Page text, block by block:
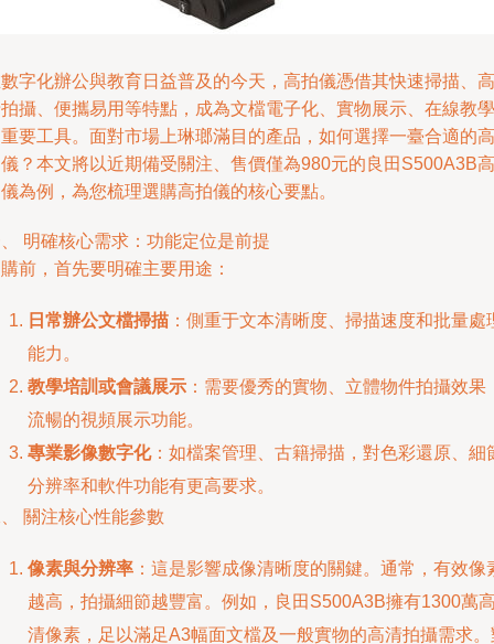
字化辦公與教育日益普及的今天，高拍儀憑借其快速掃描、高
攝、便攜易用等特點，成為文檔電子化、實物展示、在線教學
要工具。面對市場上琳瑯滿目的產品，如何選擇一臺合適的高
？本文將以近期備受關注、售價僅為980元的良田S500A3B高
為例，為您梳理選購高拍儀的核心要點。
明確核心需求：功能定位是前提
前，首先要明確主要用途：
日常辦公文檔掃描 ：側重于文本清晰度、掃描速度和批量處
能力。
教學培訓或會議展示 ：需要優秀的實物、立體物件拍攝效果
流暢的視頻展示功能。
專業影像數字化：如檔案管理、古籍掃描，對色彩還原、細
分辨率和軟件功能有更高要求。
關注核心性能參數
像素與分辨率 ：這是影響成像清晰度的關鍵。通常，有效像
越高，拍攝細節越豐富。例如，良田S500A3B擁有1300萬
清像素，足以滿足A3幅面文檔及一般實物的高清拍攝需求。